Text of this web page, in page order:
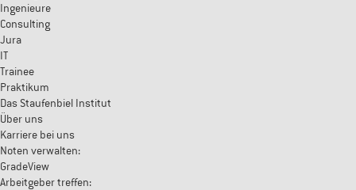
Ingenieure
Consulting
Jura
IT
Trainee
Praktikum
Das Staufenbiel Institut
Über uns
Karriere bei uns
Noten verwalten:
GradeView
Arbeitgeber treffen: